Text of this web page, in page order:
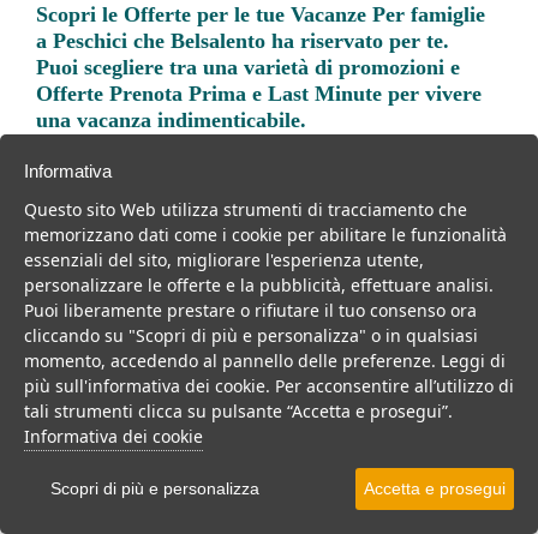
Scopri leOfferte per le tue Vacanze Per famiglie
a Peschici che Belsalento ha riservato per te.
Puoi scegliere tra una varietà di promozioni e
Offerte Prenota Prima e Last Minute per vivere
una vacanza indimenticabile.
Trova la soluzione migliore per la tua prossima
vacanza.
Noi di belsalento.it abbiamo selezionato per te le migliori mete, i
migliori servizi, le migliori offerte per il tuo prossimo viaggio.
Informativa
Questo sito Web utilizza strumenti di tracciamento che
memorizzano dati come i cookie per abilitare le funzionalità
essenziali del sito, migliorare l'esperienza utente,
personalizzare le offerte e la pubblicità, effettuare analisi.
Puoi liberamente prestare o rifiutare il tuo consenso ora
cliccando su "Scopri di più e personalizza" o in qualsiasi
momento, accedendo al pannello delle preferenze. Leggi di
più sull'informativa dei cookie. Per acconsentire all’utilizzo di
tali strumenti clicca su pulsante “Accetta e prosegui”.
Informativa dei cookie
Scopri di più e personalizza Accetta e prosegui